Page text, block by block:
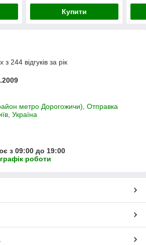
Купити
244 відгуків за рік
метро Дорогожичи), Отправка
Україна
з 09:00 до 19:00
роботи